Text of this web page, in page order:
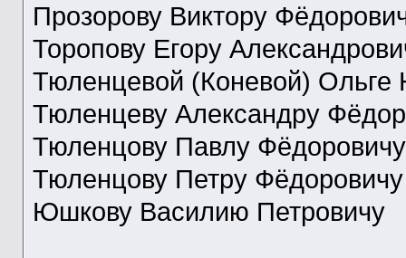
Прозорову Виктору
Торопову Егору
Тюленцевой (Коневой) Ольге
Тюленцеву Александру
Тюленцову Павлу Фёдоровичу
Тюленцову Петру Фёдоровичу
Юшкову Василию Петровичу